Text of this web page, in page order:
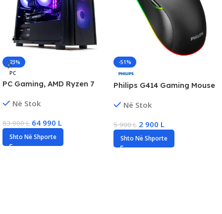
-23%
PC
PC Gaming, AMD Ryzen 7
SSD NVMe, GTX 1660 6GB,
Në Stok
83 900L 64 990 L
Shto Në Shporte
-51%
Philips G414 Gaming Mouse
NewNë Stok
5 900L 2 900 L
Shto Në Shporte